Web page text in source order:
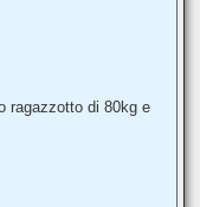
ragazzotto di 80kg e